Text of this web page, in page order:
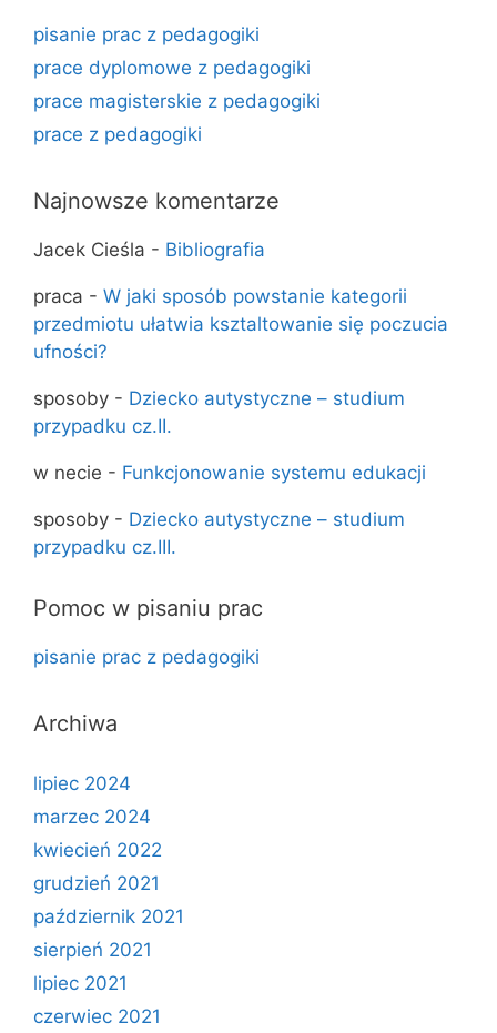
pisanie prac z pedagogiki
prace dyplomowe z pedagogiki
prace magisterskie z pedagogiki
prace z pedagogiki
Najnowsze komentarze
Jacek Cieśla - Bibliografia
praca - W jaki sposób powstanie kategorii
przedmiotu ułatwia ksztaltowanie się poczucia
ufności?
sposoby - Dziecko autystyczne – studium
przypadku cz.II.
w necie - Funkcjonowanie systemu edukacji
sposoby - Dziecko autystyczne – studium
przypadku cz.III.
Pomoc w pisaniu prac
pisanie prac z pedagogiki
Archiwa
lipiec 2024
marzec 2024
kwiecień 2022
grudzień 2021
październik 2021
sierpień 2021
lipiec 2021
czerwiec 2021